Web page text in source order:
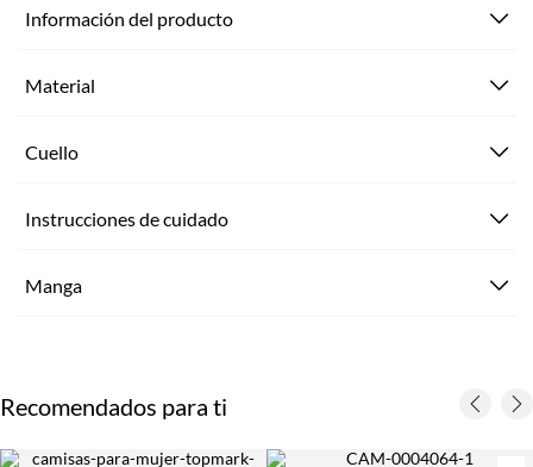
Información del producto
Material
Cuello
Instrucciones de cuidado
Manga
Recomendados para ti